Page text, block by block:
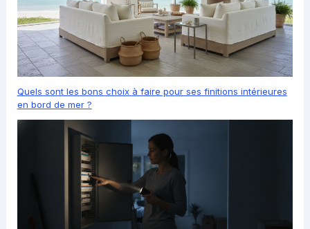
Quels sont les bons choix à faire pour ses finitions intérieures
en bord de mer ?